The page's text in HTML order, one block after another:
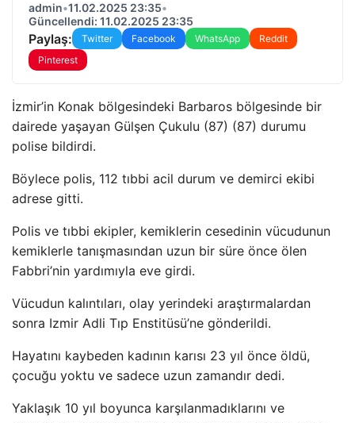
admin•11.02.2025 23:35•
Güncellendi: 11.02.2025 23:35
Paylaş: Twitter Facebook WhatsApp
Reddit
Pinterest
İzmir’in Konak bölgesindeki Barbaros bölgesinde bir
dairede yaşayan Gülşen Çukulu (87) (87) durumu
polise bildirdi.
Böylece polis, 112 tıbbi acil durum ve demirci ekibi
adrese gitti.
Polis ve tıbbi ekipler, kemiklerin cesedinin vücudunun
kemiklerle tanışmasından uzun bir süre önce ölen
Fabbri’nin yardımıyla eve girdi.
Vücudun kalıntıları, olay yerindeki araştırmalardan
sonra Izmir Adli Tıp Enstitüsü’ne gönderildi.
Hayatını kaybeden kadının karısı 23 yıl önce öldü,
çocuğu yoktu ve sadece uzun zamandır dedi.
Yaklaşık 10 yıl boyunca karşılanmadıklarını ve